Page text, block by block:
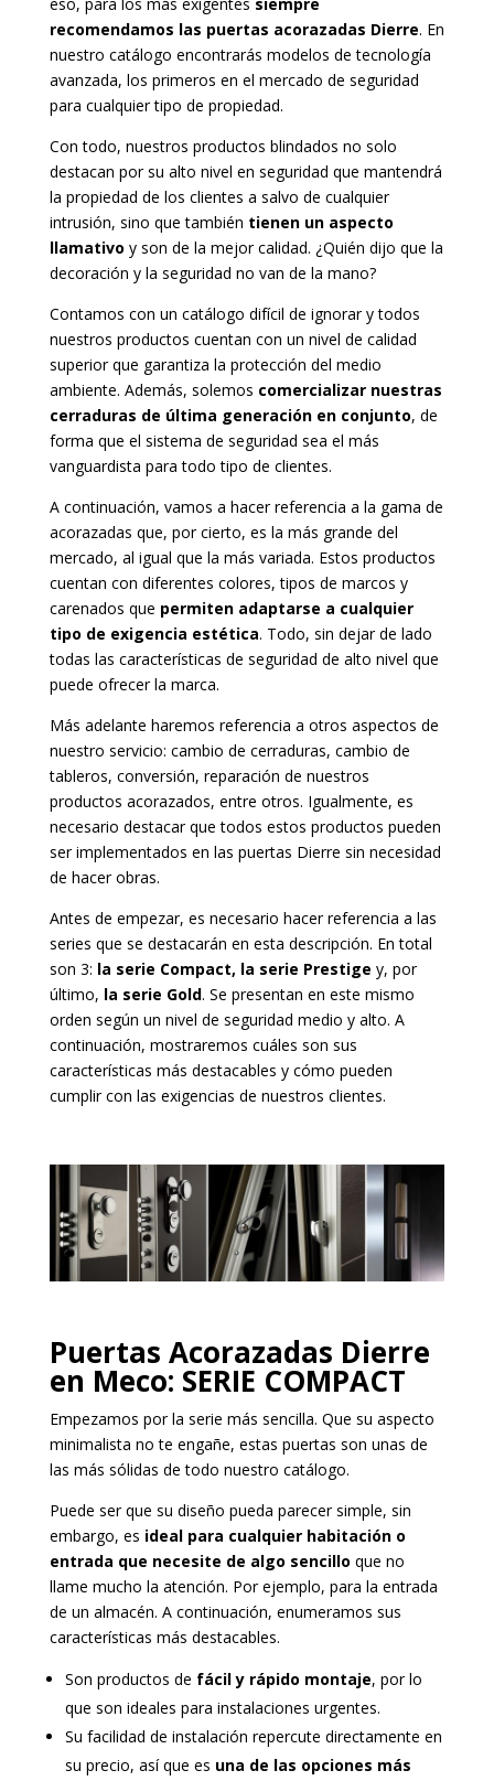
recomendamos las puertas acorazadas Dierre. En
nuestro catálogo encontrarás modelos de tecnología
avanzada, los primeros en el mercado de seguridad
para cualquier tipo de propiedad.
Con todo, nuestros productos blindados no solo
destacan por su alto nivel en seguridad que mantendrá
la propiedad de los clientes a salvo de cualquier
intrusión, sino que también tienen un aspecto
llamativo y son de la mejor calidad. ¿Quién dijo que la
decoración y la seguridad no van de la mano?
Contamos con un catálogo difícil de ignorar y todos
nuestros productos cuentan con un nivel de calidad
superior que garantiza la protección del medio
ambiente. Además, solemos comercializar nuestras
cerraduras de última generación en conjunto, de
forma que el sistema de seguridad sea el más
vanguardista para todo tipo de clientes.
A continuación, vamos a hacer referencia a la gama de
acorazadas que, por cierto, es la más grande del
mercado, al igual que la más variada. Estos productos
cuentan con diferentes colores, tipos de marcos y
carenados que permiten adaptarse a cualquier
tipo de exigencia estética. Todo, sin dejar de lado
todas las características de seguridad de alto nivel que
puede ofrecer la marca.
Más adelante haremos referencia a otros aspectos de
nuestro servicio: cambio de cerraduras, cambio de
tableros, conversión, reparación de nuestros
productos acorazados, entre otros. Igualmente, es
necesario destacar que todos estos productos pueden
ser implementados en las puertas Dierre sin necesidad
de hacer obras.
Antes de empezar, es necesario hacer referencia a las
series que se destacarán en esta descripción. En total
son 3: la serie Compact, la serie Prestige y, por
último, la serie Gold. Se presentan en este mismo
orden según un nivel de seguridad medio y alto. A
continuación, mostraremos cuáles son sus
características más destacables y cómo pueden
cumplir con las exigencias de nuestros clientes.
Puertas Acorazadas Dierre
en Meco: SERIE COMPACT
Empezamos por la serie más sencilla. Que su aspecto
minimalista no te engañe, estas puertas son unas de
las más sólidas de todo nuestro catálogo.
Puede ser que su diseño pueda parecer simple, sin
embargo, es ideal para cualquier habitación o
entrada que necesite de algo sencillo que no
llame mucho la atención. Por ejemplo, para la entrada
de un almacén. A continuación, enumeramos sus
características más destacables.
Son productos de fácil y rápido montaje, por lo
que son ideales para instalaciones urgentes.
Su facilidad de instalación repercute directamente en
su precio, así que es una de las opciones más